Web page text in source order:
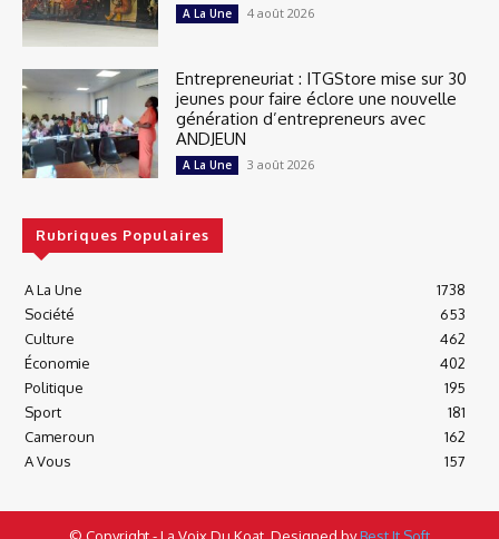
A La Une 4 août 2026
Entrepreneuriat : ITGStore mise sur 30
jeunes pour faire éclore une nouvelle
génération d’entrepreneurs avec
ANDJEUN
A La Une 3 août 2026
Rubriques Populaires
A La Une
1738
Société
653
Culture
462
Économie
402
Politique
195
Sport
181
Cameroun
162
A Vous
157